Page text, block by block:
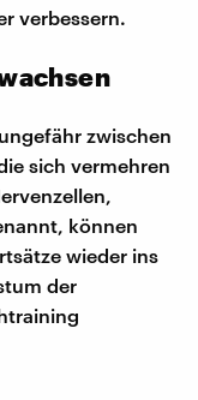
verbessern.
zwischen
sich vermehren
können
wieder ins
der